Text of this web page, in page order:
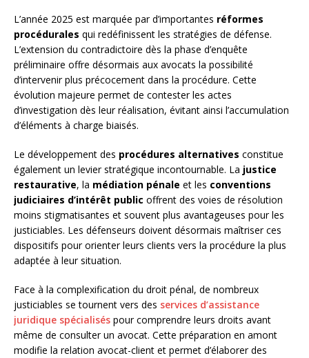
L’année 2025 est marquée par d’importantes réformes
procédurales qui redéfinissent les stratégies de défense.
L’extension du contradictoire dès la phase d’enquête
préliminaire offre désormais aux avocats la possibilité
d’intervenir plus précocement dans la procédure. Cette
évolution majeure permet de contester les actes
d’investigation dès leur réalisation, évitant ainsi l’accumulation
d’éléments à charge biaisés.
Le développement des procédures alternatives constitue
également un levier stratégique incontournable. La justice
restaurative, la médiation pénale et les conventions
judiciaires d’intérêt public offrent des voies de résolution
moins stigmatisantes et souvent plus avantageuses pour les
justiciables. Les défenseurs doivent désormais maîtriser ces
dispositifs pour orienter leurs clients vers la procédure la plus
adaptée à leur situation.
Face à la complexification du droit pénal, de nombreux
justiciables se tournent vers des services d’assistance
juridique spécialisés pour comprendre leurs droits avant
même de consulter un avocat. Cette préparation en amont
modifie la relation avocat-client et permet d’élaborer des